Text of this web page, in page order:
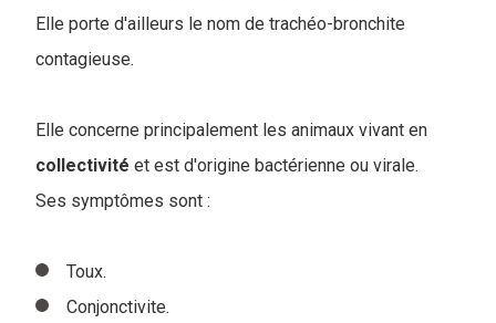
Elle porte d'ailleurs le nom de trachéo-bronchite
contagieuse.
Elle concerne principalement les animaux vivant en
collectivité et est d'origine bactérienne ou virale.
Ses symptômes sont :
Toux.
Conjonctivite.